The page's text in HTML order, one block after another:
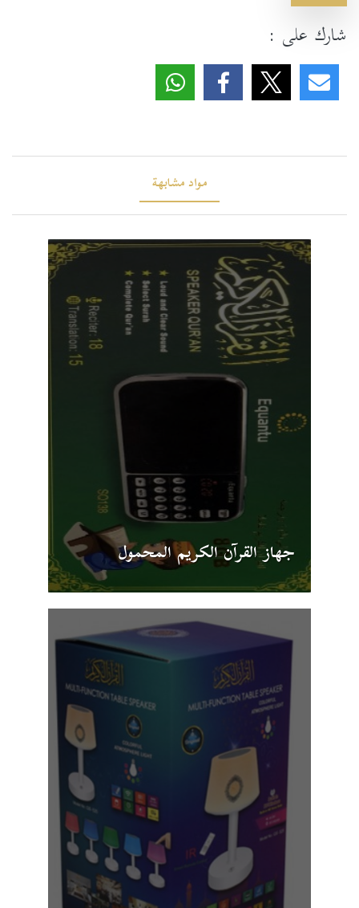
شارك على :
مواد مشابهة
جهاز القرآن الكريم المحمول